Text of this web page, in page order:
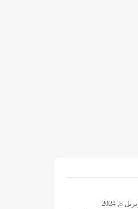
إبريل 8, 2024